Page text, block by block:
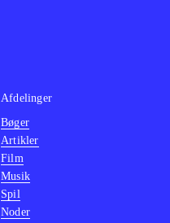
Afdelinger
Bøger
Artikler
Film
Musik
Spil
Noder